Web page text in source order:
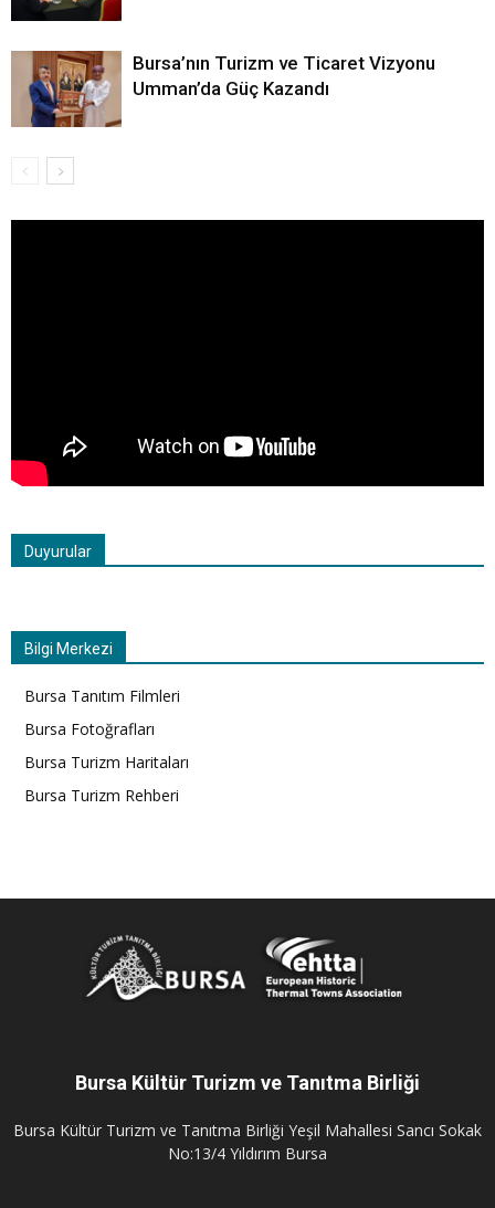
Bursa’nın Turizm ve Ticaret Vizyonu
Umman’da Güç Kazandı
Duyurular
Bilgi Merkezi
Bursa Tanıtım Filmleri
Bursa Fotoğrafları
Bursa Turizm Haritaları
Bursa Turizm Rehberi
Bursa Kültür Turizm ve Tanıtma Birliği
Bursa Kültür Turizm ve Tanıtma Birliği Yeşil Mahallesi Sancı Sokak
No:13/4 Yıldırım Bursa